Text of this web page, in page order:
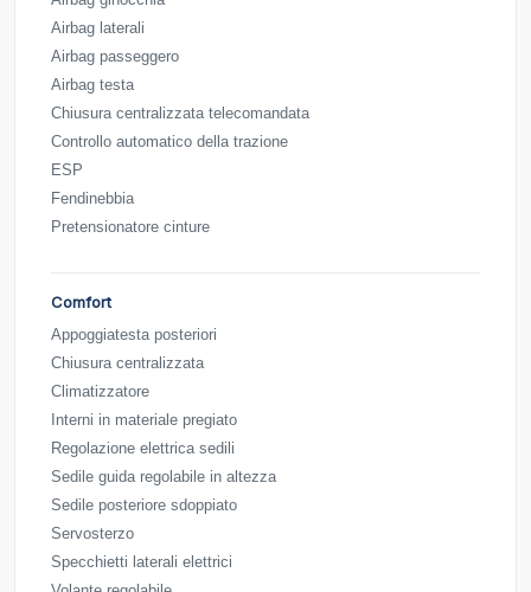
Airbag laterali
Airbag passeggero
Airbag testa
Chiusura centralizzata telecomandata
Controllo automatico della trazione
ESP
Fendinebbia
Pretensionatore cinture
Comfort
Appoggiatesta posteriori
Chiusura centralizzata
Climatizzatore
Interni in materiale pregiato
Regolazione elettrica sedili
Sedile guida regolabile in altezza
Sedile posteriore sdoppiato
Servosterzo
Specchietti laterali elettrici